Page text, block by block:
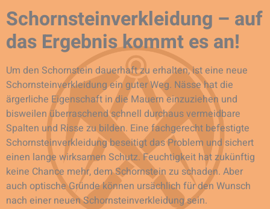
Schornsteinverkleidung – auf
das Ergebnis kommt es an!
Um den Schornstein dauerhaft zu erhalten, ist eine neue
Schornsteinverkleidung ein guter Weg. Nässe hat die
ärgerliche Eigenschaft in die Mauern einzuziehen und
bisweilen überraschend schnell durchaus vermeidbare
Spalten und Risse zu bilden. Eine fachgerecht befestigte
Schornsteinverkleidung beseitigt das Problem und sichert
einen lange wirksamen Schutz. Feuchtigkeit hat zukünftig
keine Chance mehr, dem Schornstein zu schaden. Aber
auch optische Gründe können ursächlich für den Wunsch
nach einer neuen Schornsteinverkleidung sein.